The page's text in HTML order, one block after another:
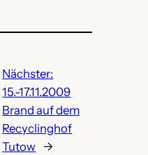
Nächster:
15.-17.11.2009
Brand auf dem
Recyclinghof
Tutow →